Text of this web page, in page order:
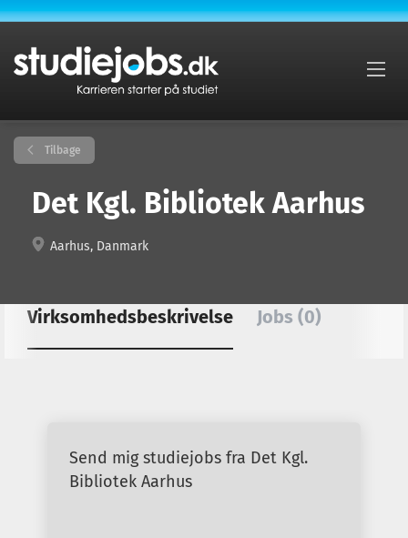
Tilbage
Det Kgl. Bibliotek Aarhus
Aarhus, Danmark
Virksomhedsbeskrivelse Jobs (0)
Send mig studiejobs fra Det Kgl.
Bibliotek Aarhus